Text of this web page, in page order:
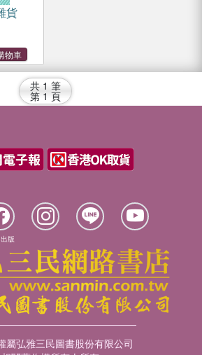
貨
共 1 筆
第 1 頁
版
屬弘雅三民圖書股份有限公司